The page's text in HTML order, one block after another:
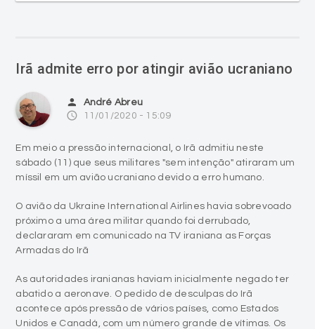
Irã admite erro por atingir avião ucraniano
person André Abreu
access_time 11/01/2020 - 15:09
Em meio a pressão internacional, o Irã admitiu neste
sábado (11) que seus militares "sem intenção" atiraram um
míssil em um avião ucraniano devido a erro humano.
O avião da Ukraine International Airlines havia sobrevoado
próximo a uma área militar quando foi derrubado,
declararam em comunicado na TV iraniana as Forças
Armadas do Irã
As autoridades iranianas haviam inicialmente negado ter
abatido a aeronave. O pedido de desculpas do Irã
acontece após pressão de vários países, como Estados
Unidos e Canadá, com um número grande de vítimas. Os